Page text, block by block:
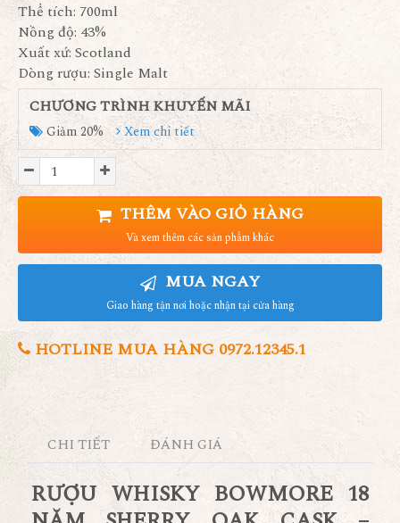
Thể tích: 700ml
Nồng độ: 43%
Xuất xứ: Scotland
Dòng rượu: Single Malt
CHƯƠNG TRÌNH KHUYẾN MÃI
Giảm 20% Xem chi tiết
THÊM VÀO GIỎ HÀNG
Và xem thêm các sản phẩm khác
MUA NGAY
Giao hàng tận nơi hoặc nhận tại cửa hàng
HOTLINE MUA HÀNG 0972.12345.1
CHI TIẾT ĐÁNH GIÁ
RƯỢU WHISKY BOWMORE 18